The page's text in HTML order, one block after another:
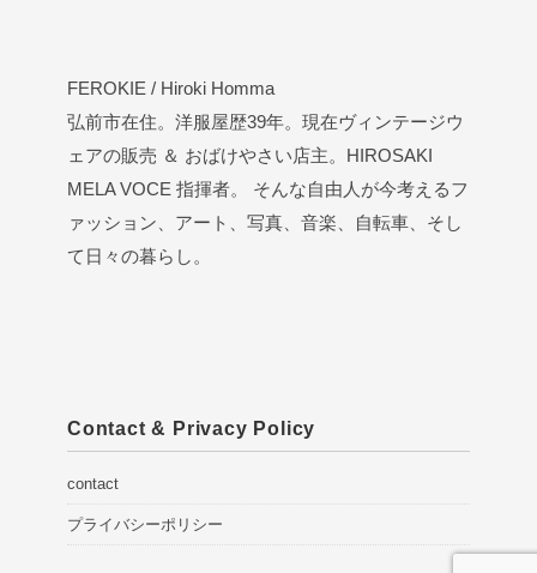
FEROKIE / Hiroki Homma
弘前市在住。洋服屋歴39年。現在ヴィンテージウ
ェアの販売 ＆ おばけやさい店主。HIROSAKI
MELA VOCE 指揮者。 そんな自由人が今考えるフ
ァッション、アート、写真、音楽、自転車、そし
て日々の暮らし。
Contact & Privacy Policy
contact
プライバシーポリシー